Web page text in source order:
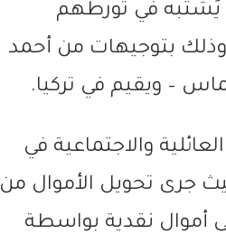
في تورطهم
وذلك بتوجيهات من أحمد
– ويقيم في تركيا.
والاجتماعية في
جرى تحويل الأموال من
أموال نقدية بواسطة